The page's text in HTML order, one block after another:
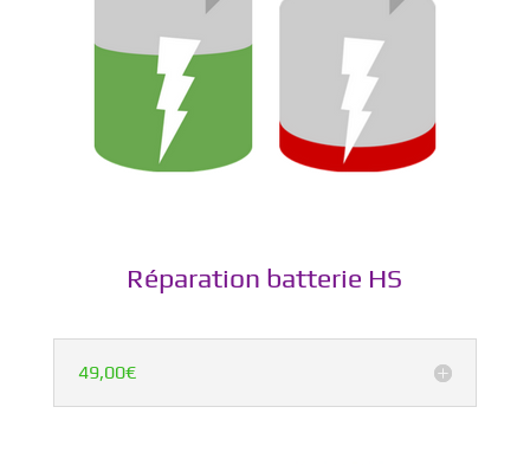
Réparation batterie HS
49,00€